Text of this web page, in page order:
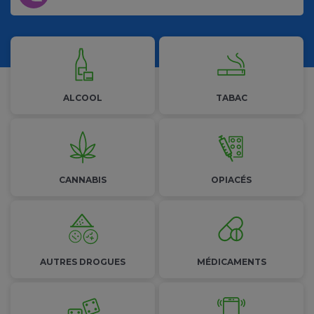
Les addictions
ALCOOL TABAC
CANNABIS OPIACÉS
AUTRES DROGUES MÉDICAMENTS